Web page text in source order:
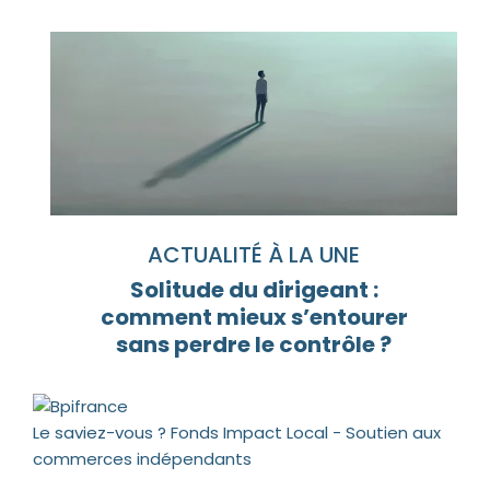
ACTUALITÉ À LA UNE
Solitude du dirigeant :
comment mieux s’entourer
sans perdre le contrôle ?
Le saviez-vous ? Fonds Impact Local - Soutien aux
commerces indépendants